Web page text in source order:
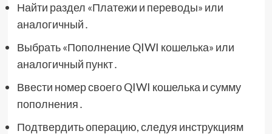
Найти раздел «Платежи и переводы» или
аналогичный․
Выбрать «Пополнение QIWI кошелька» или
аналогичный пункт․
Ввести номер своего QIWI кошелька и сумму
пополнения․
Подтвердить операцию, следуя инструкциям